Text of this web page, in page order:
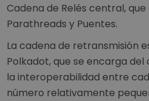
Cadena de Relés central,
Parathreads y Puentes.
La cadena de retransmisión
Polkadot, que se encarga del
la interoperabilidad entre
número relativamente